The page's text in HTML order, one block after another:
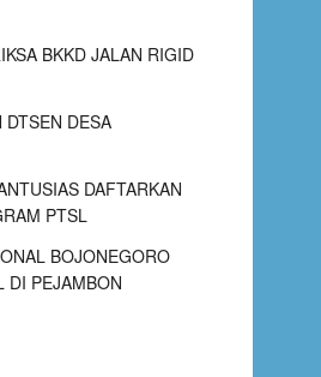
BKKD JALAN RIGID
DTSEN DESA
DAFTARKAN
PTSL
BOJONEGORO
DI PEJAMBON